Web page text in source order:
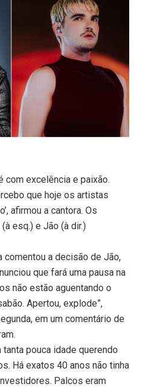
com excelência e paixão.
que hoje os artistas
afirmou a cantora. Os
esq.) e Jão (à dir.)
comentou a decisão de Jão,
que fará uma pausa na
não estão aguentando o
Apertou, explode”,
em um comentário de
tanta pouca idade querendo
Há exatos 40 anos não tinha
Palcos eram